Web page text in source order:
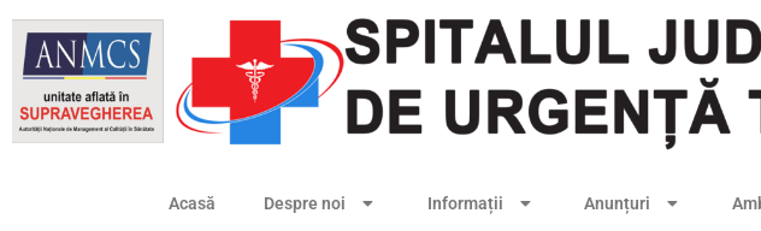
Acasă Despre noi Informații Anunțuri